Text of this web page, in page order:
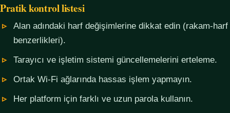
Pratik kontrol listesi
Alan adındaki harf değişimlerine dikkat edin (rakam-harf
benzerlikleri).
Tarayıcı ve işletim sistemi güncellemelerini erteleme.
Ortak Wi-Fi ağlarında hassas işlem yapmayın.
Her platform için farklı ve uzun parola kullanın.